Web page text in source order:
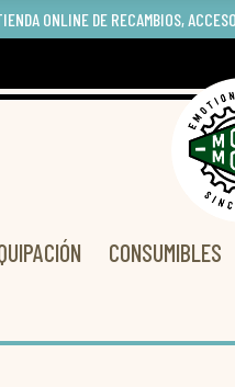
ONLINE DE RECAMBIOS,
CONSUMIBLES